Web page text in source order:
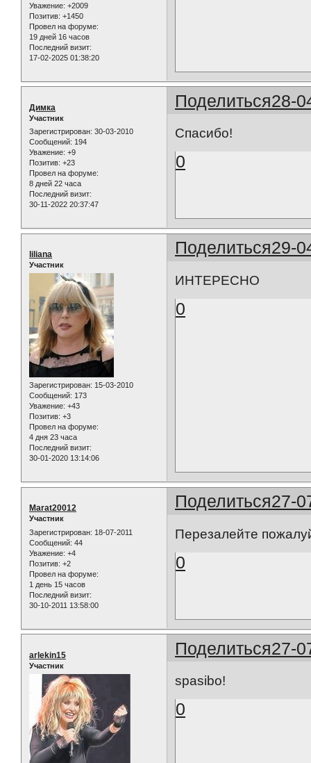
Уважение: +2009
Позитив: +1450
Провел на форуме:
19 дней 16 часов
Последний визит:
17-02-2025 01:38:20
Поделиться28-
Димка
Участник
Зарегистрирован: 30-03-2010
Сообщений: 194
Уважение: +9
Позитив: +23
Провел на форуме:
8 дней 22 часа
Последний визит:
30-11-2022 20:37:47
Спасибо!
0
Поделиться29-
liliana
Участник
Зарегистрирован: 15-03-2010
Сообщений: 173
Уважение: +43
Позитив: +3
Провел на форуме:
4 дня 23 часа
Последний визит:
30-01-2020 13:14:06
ИНТЕРЕСНО
0
Поделиться27-
Marat20012
Участник
Зарегистрирован: 18-07-2011
Сообщений: 44
Уважение: +4
Позитив: +2
Провел на форуме:
1 день 15 часов
Последний визит:
30-10-2011 13:58:00
Перезалейте
0
Поделиться27-
arlekin15
Участник
spasibo!
0